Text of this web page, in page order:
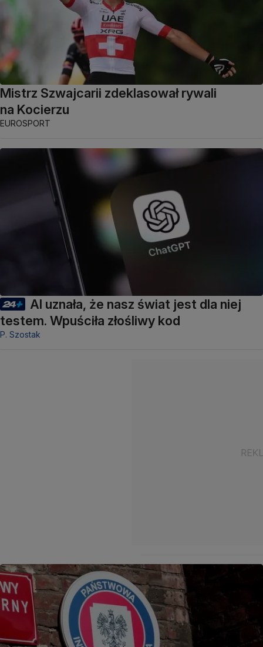
Mistrz Szwajcarii zdeklasował rywali
na Kocierzu
EUROSPORT
AI uznała, że nasz świat jest dla niej
testem. Wpuściła złośliwy kod
P. Szostak